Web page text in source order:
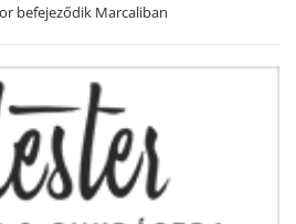
befejeződik Marcaliban